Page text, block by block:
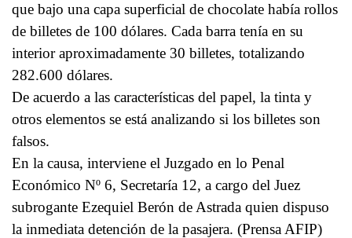
que bajo una capa superficial de chocolate había rollos
de billetes de 100 dólares. Cada barra tenía en su
interior aproximadamente 30 billetes, totalizando
282.600 dólares.
De acuerdo a las características del papel, la tinta y
otros elementos se está analizando si los billetes son
falsos.
En la causa, interviene el Juzgado en lo Penal
Económico Nº 6, Secretaría 12, a cargo del Juez
subrogante Ezequiel Berón de Astrada quien dispuso
la inmediata detención de la pasajera. (Prensa AFIP)